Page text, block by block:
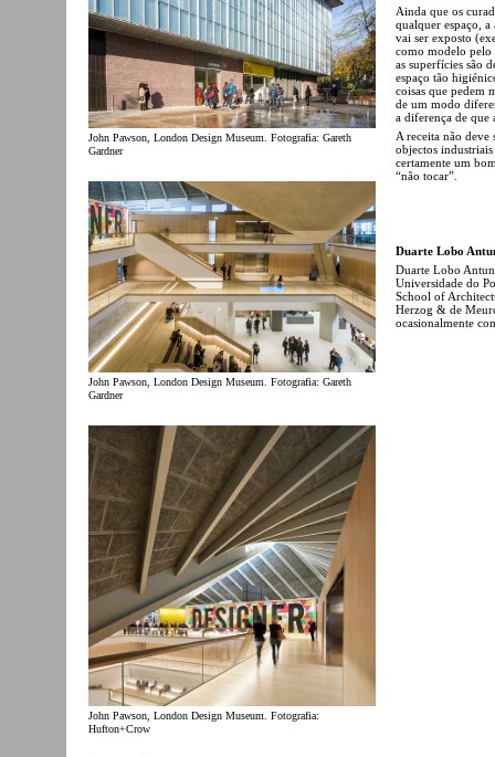
John Pawson, London Design Museum. Fotografia: Gareth
Gardner
John Pawson, London Design Museum. Fotografia: Gareth
Gardner
John Pawson, London Design Museum. Fotografia:
Hufton+Crow
Ainda que os
qualquer espaço,
vai ser exposto
como modelo pelo
as superfícies são
espaço tão
coisas que pedem
de um modo
a diferença de que
A receita não deve
objectos
certamente um
“não tocar”.
Duarte Lobo
Duarte Lobo
Universidade do
School of
Herzog & de
ocasionalmente